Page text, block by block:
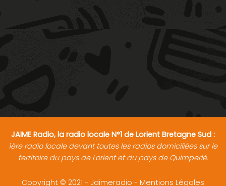
JAIME Radio, la radio locale N°1 de Lorient Bretagne Sud :
1ère radio locale devant toutes les radios domiciliées sur le
territoire du pays de Lorient et du pays de Quimperlé.
Copyright © 2021 - Jaimeradio - Mentions Légales